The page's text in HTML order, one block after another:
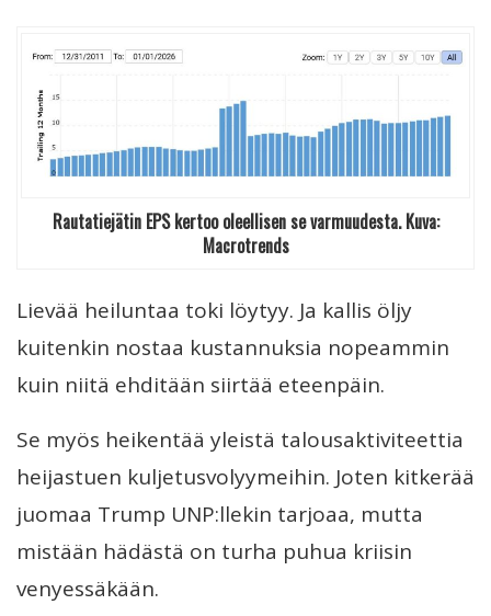
Rautatiejätin EPS kertoo oleellisen se varmuudesta. Kuva:
Macrotrends
Lievää heiluntaa toki löytyy. Ja kallis öljy
kuitenkin nostaa kustannuksia nopeammin
kuin niitä ehditään siirtää eteenpäin.
Se myös heikentää yleistä talousaktiviteettia
heijastuen kuljetusvolyymeihin. Joten kitkerää
juomaa Trump UNP:llekin tarjoaa, mutta
mistään hädästä on turha puhua kriisin
venyessäkään.